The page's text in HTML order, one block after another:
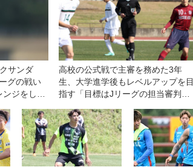
サンダ
グの戦い
ジをした
高校の公式戦で主審を務めた3年
生、大学進学後もレベルアップを目
指す「目標はJリーグの担当審判